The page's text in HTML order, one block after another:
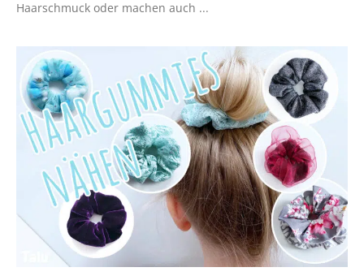
Haarschmuck oder machen auch ...